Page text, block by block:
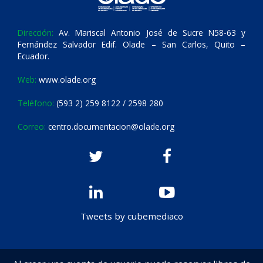
Dirección: Av. Mariscal Antonio José de Sucre N58-63 y
Fernández Salvador Edif. Olade – San Carlos, Quito –
Ecuador.
Web: www.olade.org
Teléfono: (593 2) 259 8122 / 2598 280
Correo: centro.documentacion@olade.org
Tweets by cubemediaco